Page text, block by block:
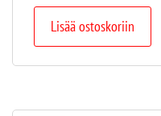
Lisää ostoskoriin